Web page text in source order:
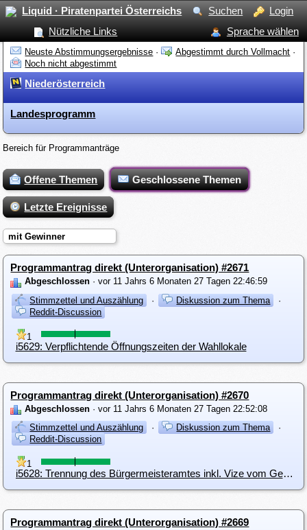
Liquid · Piratenpartei Österreichs Suchen
Login
Nützliche Links
Sprache wählen
Neuste Abstimmungsergebnisse · Abgestimmt durch Vollmacht ·
Noch nicht abgestimmt
Niederösterreich
Landesprogramm
Bereich für Programmanträge
Offene Themen Geschlossene Themen
Letzte Ereignisse
mit Gewinner
Programmantrag direkt (Unterorganisation) #2671
Abgeschlossen · vor 11 Jahrs 6 Monaten 27 Tagen 22:46:59
Stimmzettel und Auszählung
· Diskussion zum Thema
·
Reddit-Discussion
1
i5629: Verpflichtende Öffnungszeiten der Wahllokale
Programmantrag direkt (Unterorganisation) #2670
Abgeschlossen · vor 11 Jahrs 6 Monaten 27 Tagen 22:52:08
Stimmzettel und Auszählung
· Diskussion zum Thema
·
Reddit-Discussion
1
i5628: Trennung des Bürgermeisteramtes inkl. Vize vom Gemeinderat
Programmantrag direkt (Unterorganisation) #2669